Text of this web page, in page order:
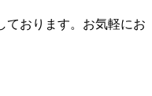
ております。お気軽にお